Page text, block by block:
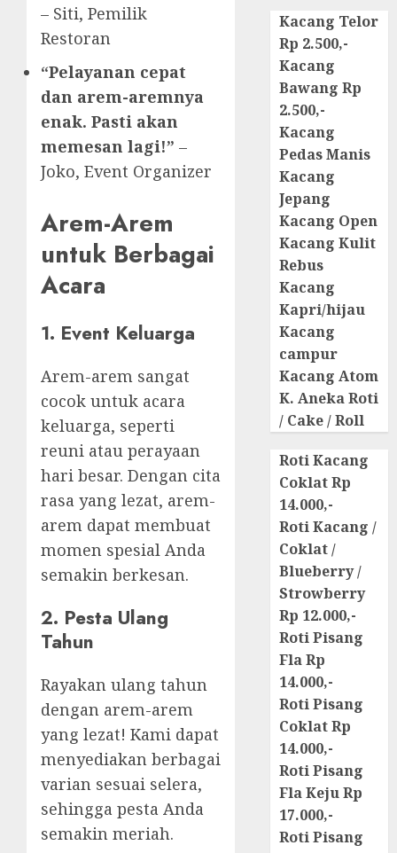
– Siti, Pemilik
Restoran
“Pelayanan cepat
dan arem-aremnya
enak. Pasti akan
memesan lagi!” –
Joko, Event Organizer
Arem-Arem
untuk Berbagai
Acara
1. Event Keluarga
Arem-arem sangat
cocok untuk acara
keluarga, seperti
reuni atau perayaan
hari besar. Dengan cita
rasa yang lezat, arem-
arem dapat membuat
momen spesial Anda
semakin berkesan.
2. Pesta Ulang
Tahun
Rayakan ulang tahun
dengan arem-arem
yang lezat! Kami dapat
menyediakan berbagai
varian sesuai selera,
sehingga pesta Anda
semakin meriah.
Kacang Telor
Rp 2.500,-
Kacang
Bawang Rp
2.500,-
Kacang
Pedas Manis
Kacang
Jepang
Kacang Open
Kacang Kulit
Rebus
Kacang
Kapri/hijau
Kacang
campur
Kacang Atom
K. Aneka Roti
/ Cake / Roll
Roti Kacang
Coklat Rp
14.000,-
Roti Kacang /
Coklat /
Blueberry /
Strowberry
Rp 12.000,-
Roti Pisang
Fla Rp
14.000,-
Roti Pisang
Coklat Rp
14.000,-
Roti Pisang
Fla Keju Rp
17.000,-
Roti Pisang